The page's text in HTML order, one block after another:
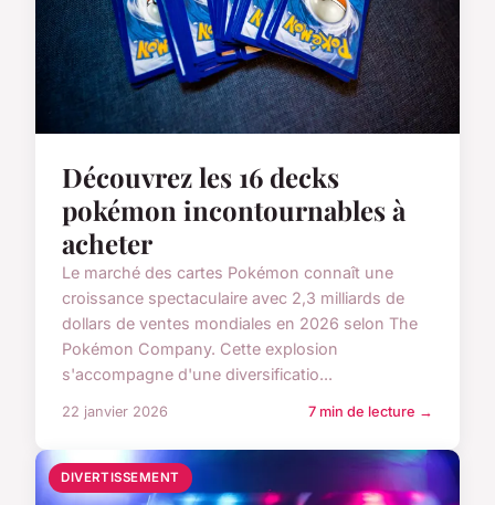
Découvrez les 16 decks
pokémon incontournables à
acheter
Le marché des cartes Pokémon connaît une
croissance spectaculaire avec 2,3 milliards de
dollars de ventes mondiales en 2026 selon The
Pokémon Company. Cette explosion
s'accompagne d'une diversificatio...
22 janvier 2026 7 min de lecture →
DIVERTISSEMENT